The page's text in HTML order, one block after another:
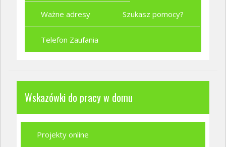
Ważne adresy Szukasz pomocy?
Telefon Zaufania
Wskazówki do pracy w domu
Projekty online